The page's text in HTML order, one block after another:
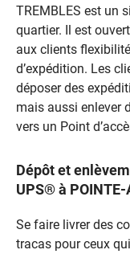
TREMBLES est un
quartier. Il est
aux clients
d’expédition. Les
déposer des
mais aussi enlever
vers un Point
Dépôt et
UPS® à POINTE-
Se faire livrer des
tracas pour ceux